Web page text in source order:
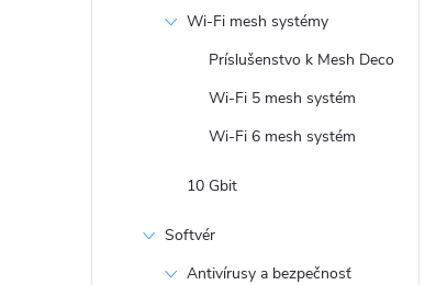
Wi-Fi mesh systémy
Príslušenstvo k Mesh Deco
Wi-Fi 5 mesh systém
Wi-Fi 6 mesh systém
10 Gbit
Softvér
Antivírusy a bezpečnosť